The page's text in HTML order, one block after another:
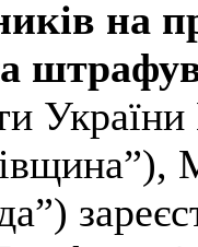
на